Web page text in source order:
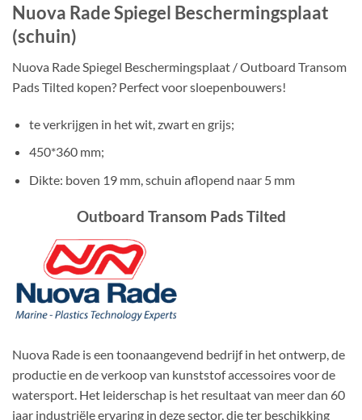
Nuova Rade Spiegel Beschermingsplaat
(schuin)
Nuova Rade Spiegel Beschermingsplaat / Outboard Transom
Pads Tilted kopen? Perfect voor sloepenbouwers!
te verkrijgen in het wit, zwart en grijs;
450*360 mm;
Dikte: boven 19 mm, schuin aflopend naar 5 mm
Outboard Transom Pads Tilted
Nuova Rade is een toonaangevend bedrijf in het ontwerp, de
productie en de verkoop van kunststof accessoires voor de
watersport. Het leiderschap is het resultaat van meer dan 60
jaar industriële ervaring in deze sector, die ter beschikking